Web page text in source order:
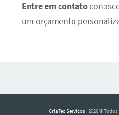
Entre em contato
um orçamento
CriaTec Serviços · 2026 ©